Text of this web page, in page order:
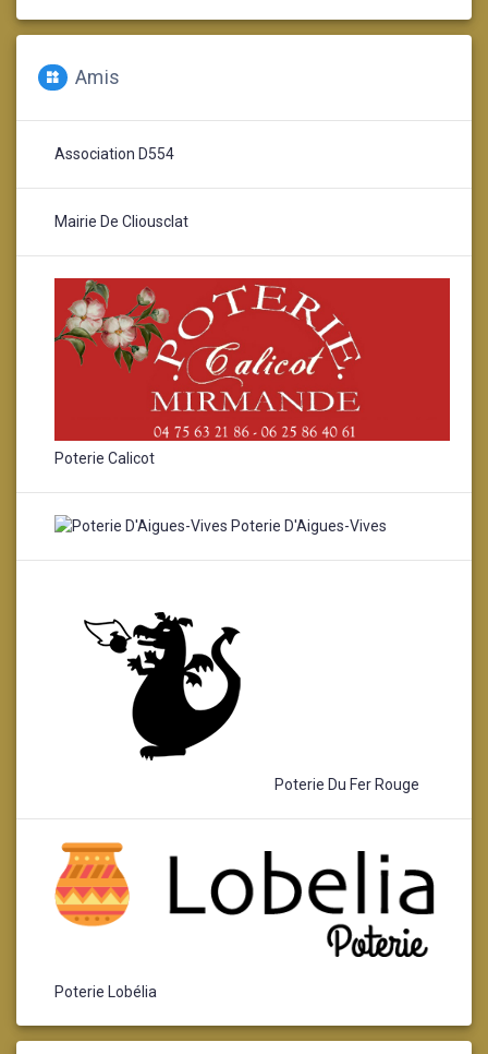
Amis
Association D554
Mairie De Cliousclat
Poterie Calicot
Poterie D'Aigues-Vives
Poterie Du Fer Rouge
Poterie Lobélia